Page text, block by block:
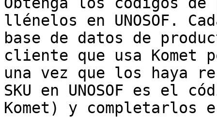
llénelos en UNOSOF.
base de datos de
cliente que usa Komet
una vez que los haya
SKU en UNOSOF es el
Komet) y completarlos en